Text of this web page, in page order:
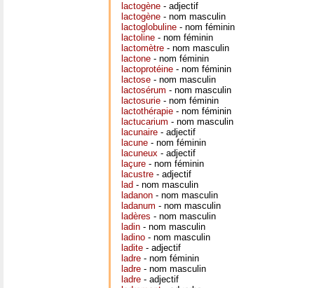
lactogène - adjectif
lactogène - nom masculin
lactoglobuline - nom féminin
lactoline - nom féminin
lactomètre - nom masculin
lactone - nom féminin
lactoprotéine - nom féminin
lactose - nom masculin
lactosérum - nom masculin
lactosurie - nom féminin
lactothérapie - nom féminin
lactucarium - nom masculin
lacunaire - adjectif
lacune - nom féminin
lacuneux - adjectif
laçure - nom féminin
lacustre - adjectif
lad - nom masculin
ladanon - nom masculin
ladanum - nom masculin
ladères - nom masculin
ladin - nom masculin
ladino - nom masculin
ladite - adjectif
ladre - nom féminin
ladre - nom masculin
ladre - adjectif